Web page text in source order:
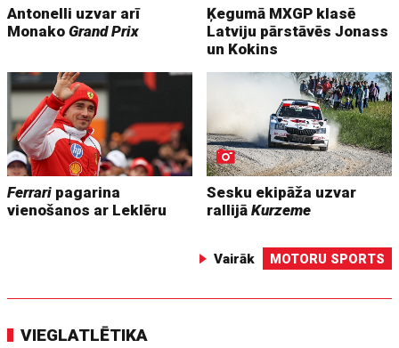
Antonelli uzvar arī
MonakoGrand Prix
Ķegumā MXGP klasē
Latviju pārstāvēs Jonass
un Kokins
Ferrari pagarina
vienošanos ar Leklēru
Sesku ekipāža uzvar
rallijāKurzeme
Vairāk MOTORU SPORTS
VIEGLATLĒTIKA